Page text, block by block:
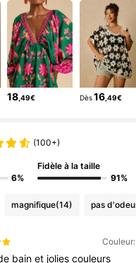
218K Suiveurs
218K Suiveurs
218K Suiveurs
218K Suiveurs
18 ,49€ Dès16 ,49€
(100+)
6%
Fidèle à la taille
91%
magnifique(14) pas
bain et jolies couleurs